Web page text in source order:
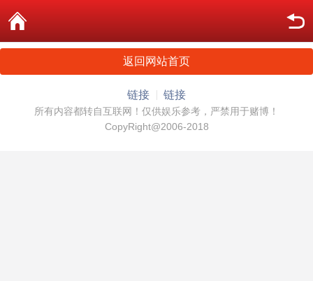
返回网站首页
链接 链接
所有内容都转自互联网！仅供娱乐参考，严禁用于赌博！
CopyRight@2006-2018